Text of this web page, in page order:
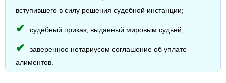
вступившего в силу решения судебной инстанции;
судебный приказ, выданный мировым судьей;
заверенное нотариусом соглашение об уплате
алиментов.